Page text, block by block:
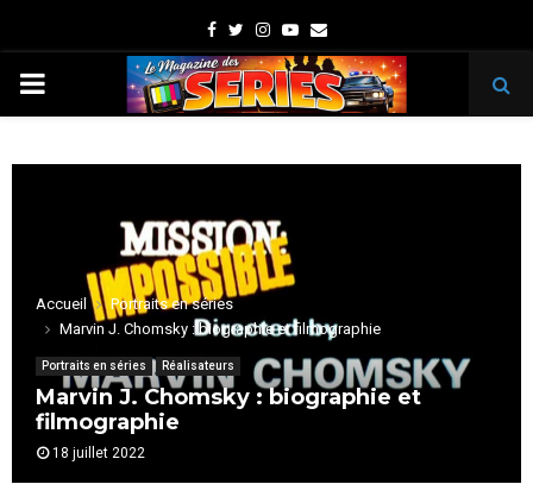
Facebook
TwitterInstagram
Youtube
Email
PRIMARY
Accueil
Portraits en séries
Marvin J. Chomsky : biographie et filmographie
Portraits en séries Réalisateurs
Marvin J. Chomsky : biographie et
filmographie
18 juillet 2022